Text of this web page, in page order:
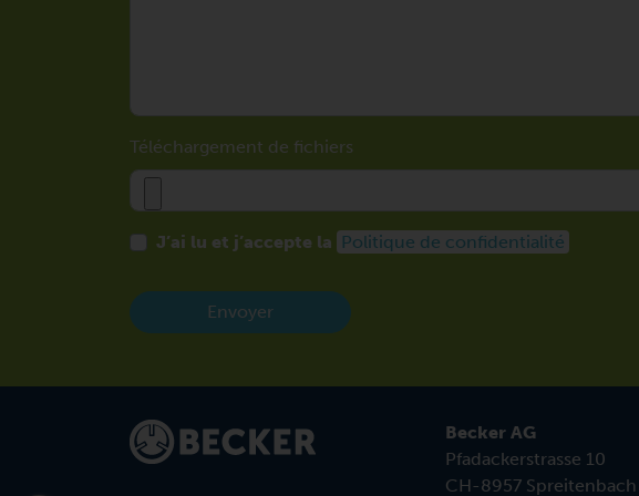
Téléchargement de fichiers
J’ai lu et j’accepte la Politique de confidentialité
Envoyer
Becker AG
Pfadackerstrasse 10
CH-8957 Spreitenbach